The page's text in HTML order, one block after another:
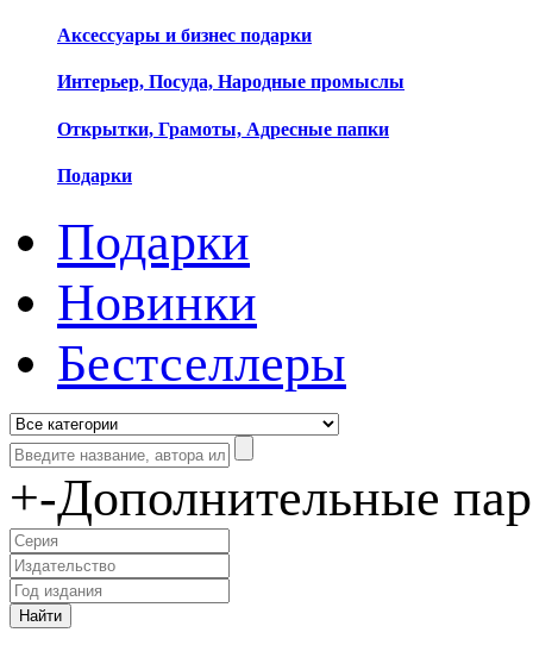
Аксессуары и бизнес подарки
Интерьер, Посуда, Народные промыслы
Открытки, Грамоты, Адресные папки
Подарки
Подарки
Новинки
Бестселлеры
+-Дополнительные